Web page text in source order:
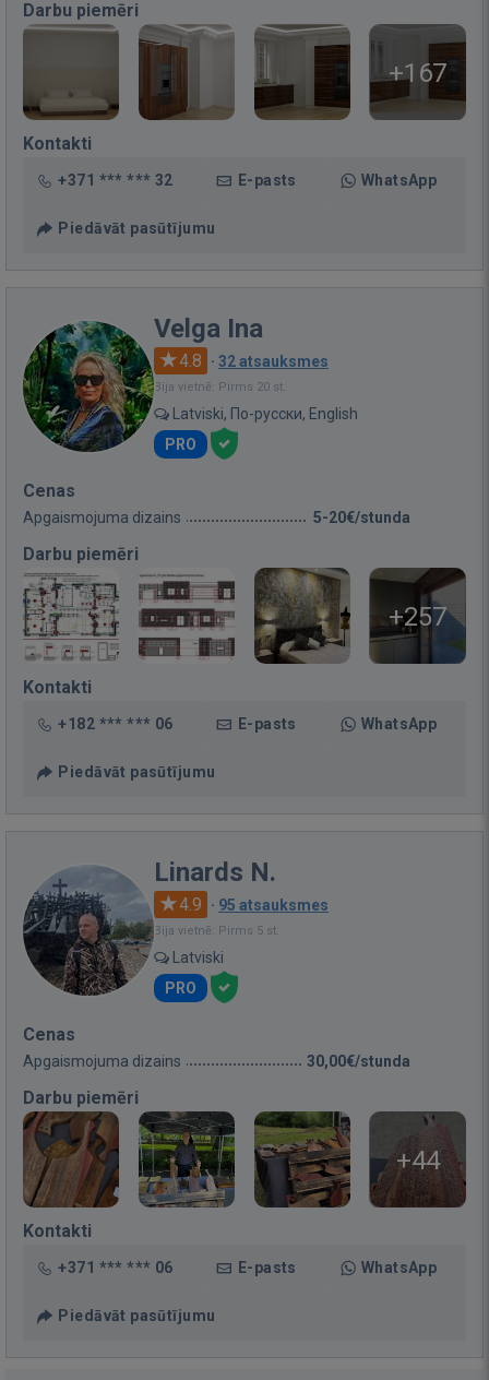
Darbu piemēri
+167
Kontakti
+371 *** *** 32 E-pasts WhatsApp
Piedāvāt pasūtījumu
Velga Ina
4.8 · 32 atsauksmes
Bija vietnē: Pirms 20 st.
Latviski, По-русски, English
PRO
Cenas
Apgaismojuma dizains 5-20€/stunda
Darbu piemēri
+257
Kontakti
+182 *** *** 06 E-pasts WhatsApp
Piedāvāt pasūtījumu
Linards N.
4.9 · 95 atsauksmes
Bija vietnē: Pirms 5 st.
Latviski
PRO
Cenas
Apgaismojuma dizains 30,00€/stunda
Darbu piemēri
+44
Kontakti
+371 *** *** 06 E-pasts WhatsApp
Piedāvāt pasūtījumu